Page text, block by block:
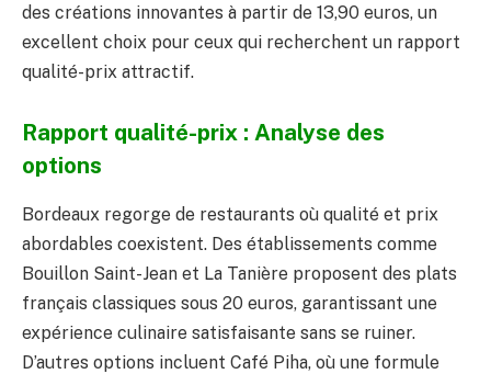
des créations innovantes à partir de 13,90 euros, un
excellent choix pour ceux qui recherchent un rapport
qualité-prix attractif.
Rapport qualité-prix : Analyse des
options
Bordeaux regorge de restaurants où qualité et prix
abordables coexistent. Des établissements comme
Bouillon Saint-Jean et La Tanière proposent des plats
français classiques sous 20 euros, garantissant une
expérience culinaire satisfaisante sans se ruiner.
D’autres options incluent Café Piha, où une formule